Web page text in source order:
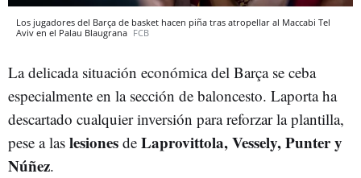
Los jugadores del Barça de basket hacen piña tras atropellar al Maccabi Tel
Aviv en el Palau Blaugrana FCB
La delicada situación económica del Barça se ceba
especialmente en la sección de baloncesto. Laporta ha
descartado cualquier inversión para reforzar la plantilla,
pese a las lesiones de Laprovittola, Vessely, Punter y
Núñez.